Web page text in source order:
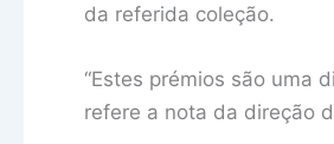
da referida coleção.
“Estes prémios são uma
refere a nota da direção